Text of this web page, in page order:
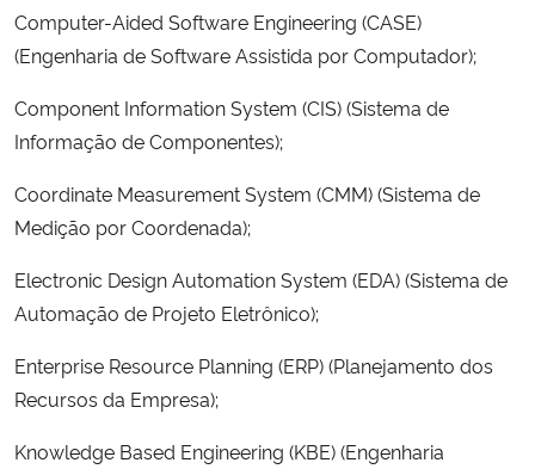
Computer-Aided Software Engineering (CASE)
(Engenharia de Software Assistida por Computador);
Component Information System (CIS) (Sistema de
Informação de Componentes);
Coordinate Measurement System (CMM) (Sistema de
Medição por Coordenada);
Electronic Design Automation System (EDA) (Sistema de
Automação de Projeto Eletrônico);
Enterprise Resource Planning (ERP) (Planejamento dos
Recursos da Empresa);
Knowledge Based Engineering (KBE) (Engenharia